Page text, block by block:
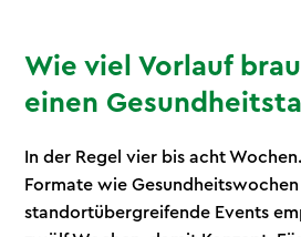
Wie viel Vorlauf
einen
In der Regel vier bis acht
Formate wie
standortübergreifende Events